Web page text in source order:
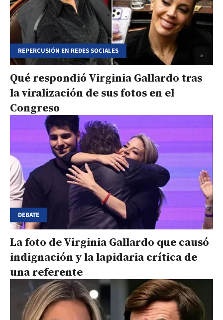
REPERCUSIÓN EN REDES SOCIALES
Qué respondió Virginia Gallardo tras
la viralización de sus fotos en el
Congreso
DEBATE
La foto de Virginia Gallardo que causó
indignación y la lapidaria crítica de
una referente